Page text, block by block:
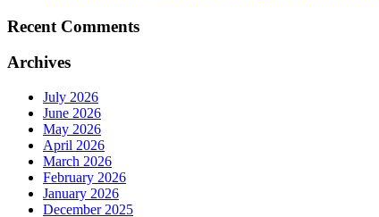
Recent Comments
Archives
July 2026
June 2026
May 2026
April 2026
March 2026
February 2026
January 2026
December 2025